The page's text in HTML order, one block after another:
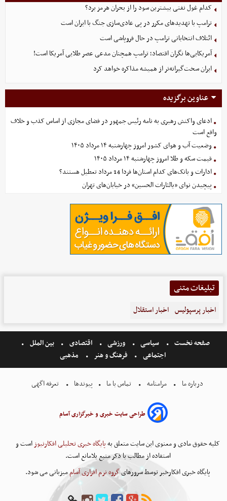
کدام غول نفتی بیشترین سود را از بحران هرمز برد؟
ترامپ با تهدیدهای مکرر در پی عادی‌سازی جنگ با ایران است
ائتلاف انتخاباتی ترامپ در حال فروپاشی است
آمریکایی‌ها نگران اقتصاد؛ ترامپ همچنان مدعی عصر طلایی آمریکا است!
ایران سخت‌گیرانه‌تر از همیشه مذاکره خواهد کرد
عناوین برگزیده
ادعای واکنش رهبری به نامه رئیس جمهور در فضای مجازی از اساس کذب و خلاف
واقع است
وضعیت آب و هوای کشور امروز چهارشنبه ۱۴ مرداد ۱۴۰۵
قیمت سکه و طلا امروز چهارشنبه ۱۴ مرداد ۱۴۰۵
ادارات و بانک‌های کدام استان‌ها فردا 14 مرداد تعطیل هستند؟
پیچیدن نوای «یالثارات الحسین» در خیابان‌های تهران
تبلیغات متنی
اخبار پرسپولیس اخبار استقلال
صفحه نخست سیاسی ورزشی اقتصادی
بین الملل
اجتماعی
فرهنگ و هنر مذهبی
درباره ما مرامنامه تماس با ما پیوندها تعرفه اگهی
طراحی سایت خبری و خبرگزاری آسام
کلیه حقوق مادی و معنوی این سایت متعلق بهپایگاه خبری تحلیلی افکارنیوزاست و
استفاده از مطالب با ذکر منبع بلامانع است.
پایگاه خبری افکارخبر توسط سرورهایگروه نرم افزاری آساممیزبانی می شود.